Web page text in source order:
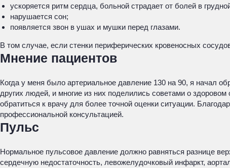
ускоряется ритм сердца, больной страдает от болей в
нарушается сон;
появляется звон в ушах и мушки перед глазами.
В том случае, если стенки периферических кровеносных
Мнение пациентов
Когда у меня было артериальное давление 130 на 90, я начал
других людей, и многие из них поделились советами о
обратиться к врачу для более точной оценки ситуации.
профессиональной консультацией.
Пульс
Нормальное пульсовое давление должно равняться разнице
сердечную недостаточность, левожелудочковый инфаркт,